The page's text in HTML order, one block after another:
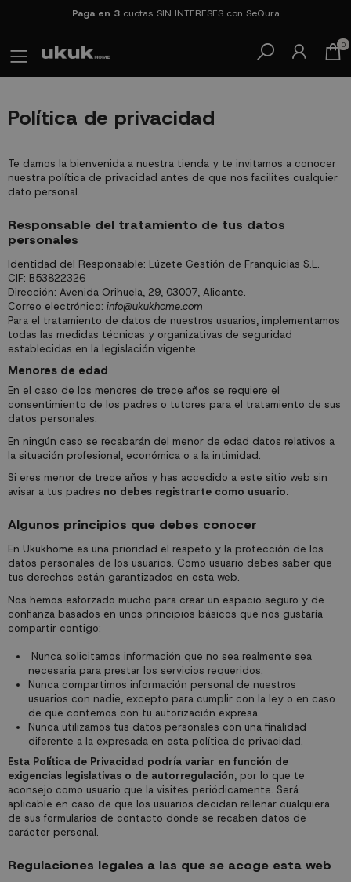
Paga en 3cuotas SIN INTERESES con SeQura
0
Política de privacidad
Te damos la bienvenida a nuestra tienda y te invitamos a conocer
nuestra política de privacidad antes de que nos facilites cualquier
dato personal.
Responsable del tratamiento de tus datos
personales
Identidad del Responsable: Lúzete Gestión de Franquicias S.L.
CIF: B53822326
Dirección: Avenida Orihuela, 29, 03007, Alicante.
Correo electrónico: info@ukukhome.com
Para el tratamiento de datos de nuestros usuarios, implementamos
todas las medidas técnicas y organizativas de seguridad
establecidas en la legislación vigente.
Menores de edad
En el caso de los menores de trece años se requiere el
consentimiento de los padres o tutores para el tratamiento de sus
datos personales.
En ningún caso se recabarán del menor de edad datos relativos a
la situación profesional, económica o a la intimidad.
Si eres menor de trece años y has accedido a este sitio web sin
avisar a tus padres no debes registrarte como usuario.
Algunos principios que debes conocer
En Ukukhome es una prioridad el respeto y la protección de los
datos personales de los usuarios. Como usuario debes saber que
tus derechos están garantizados en esta web.
Nos hemos esforzado mucho para crear un espacio seguro y de
confianza basados en unos principios básicos que nos gustaría
compartir contigo:
Nunca solicitamos información que no sea realmente sea
necesaria para prestar los servicios requeridos.
Nunca compartimos información personal de nuestros
usuarios con nadie, excepto para cumplir con la ley o en caso
de que contemos con tu autorización expresa.
Nunca utilizamos tus datos personales con una finalidad
diferente a la expresada en esta política de privacidad.
Esta Política de Privacidad podría variar en función de
exigencias legislativas o de autorregulación, por lo que te
aconsejo como usuario que la visites periódicamente. Será
aplicable en caso de que los usuarios decidan rellenar cualquiera
de sus formularios de contacto donde se recaben datos de
carácter personal.
Regulaciones legales a las que se acoge esta web